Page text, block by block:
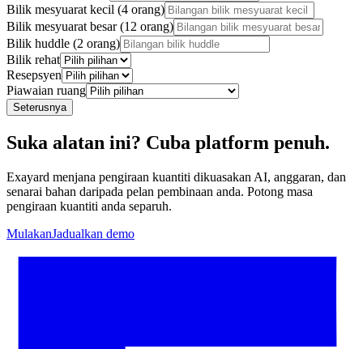
Bilik mesyuarat kecil (4 orang)
Bilik mesyuarat besar (12 orang)
Bilik huddle (2 orang)
Bilik rehat
Resepsyen
Piawaian ruang
Seterusnya
Suka alatan ini? Cuba platform penuh.
Exayard menjana pengiraan kuantiti dikuasakan AI, anggaran, dan
senarai bahan daripada pelan pembinaan anda. Potong masa
pengiraan kuantiti anda separuh.
MulakanJadualkan demo